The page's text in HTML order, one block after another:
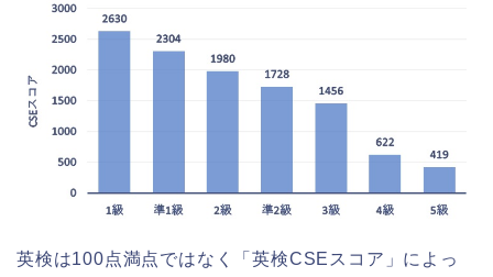
英検は100点満点ではなく「英検CSEスコア」によっ